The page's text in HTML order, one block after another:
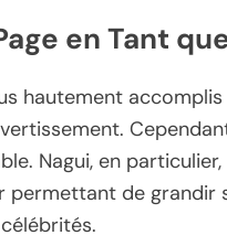
en Tant
hautement
Nagui, en
permettant de grandir